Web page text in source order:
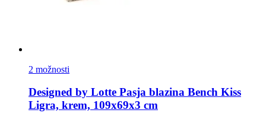
2 možnosti
Designed by Lotte Pasja blazina Bench Kiss
Ligra, krem, 109x69x3 cm